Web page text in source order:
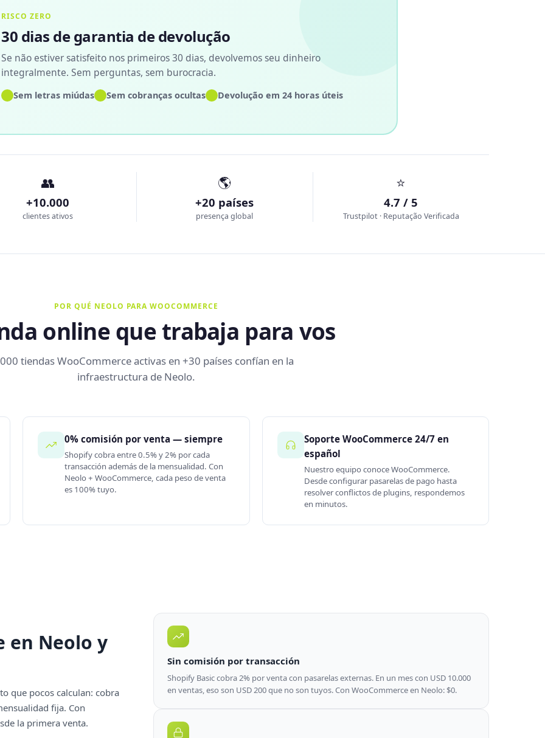
RISCO ZERO
30 dias de garantia de devolução
Se não estiver satisfeito nos primeiros 30 dias, devolvemos seu dinheiro
integralmente. Sem perguntas, sem burocracia.
✓Sem letras miúdas✓Sem cobranças ocultas✓ Devolução em 24 horas úteis
👥
+10.000
clientes ativos
🌎
+20 países
presença global
⭐
4.7 / 5
Trustpilot · Reputação Verificada
POR QUÉ NEOLO PARA WOOCOMMERCE
online que trabaja para vos
tiendas WooCommerce activas en +30 países confían en la
infraestructura de Neolo.
0% comisión por venta — siempre
Shopify cobra entre 0.5% y 2% por cada
transacción además de la mensualidad. Con
Neolo + WooCommerce, cada peso de venta
es 100% tuyo.
Soporte WooCommerce 24/7 en
español
Nuestro equipo conoce WooCommerce.
Desde configurar pasarelas de pago hasta
resolver conflictos de plugins, respondemos
en minutos.
en Neolo y
que pocos calculan: cobra
fija. Con
la primera venta.
Sin comisión por transacción
Shopify Basic cobra 2% por venta con pasarelas externas. En un mes con USD 10.000
en ventas, eso son USD 200 que no son tuyos. Con WooCommerce en Neolo: $0.